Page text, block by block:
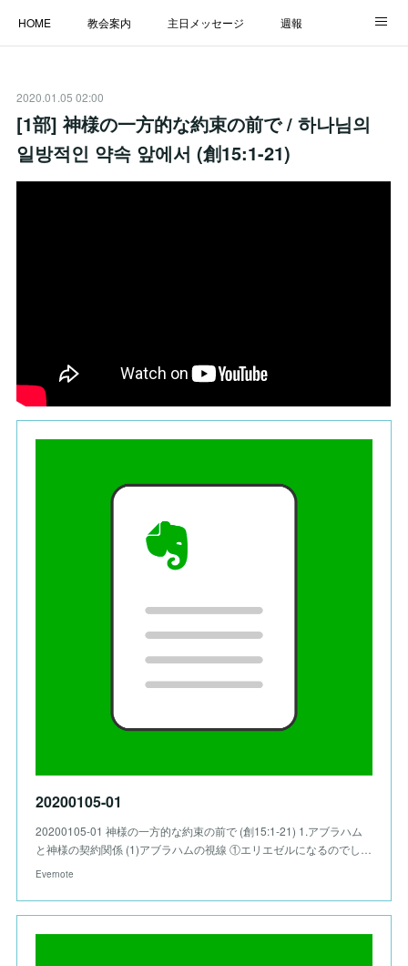
HOME 教会案内 主日メッセージ 週報
LINK
2020.01.05 02:00
[1部] 神様の一方的な約束の前で / 하나님의
일방적인 약속 앞에서 (創15:1-21)
20200105-01
20200105-01 神様の一方的な約束の前で (創15:1-21) 1.アブラハム
と神様の契約関係 (1)アブラハムの視線 ①エリエゼルになるのでし…
Evernote